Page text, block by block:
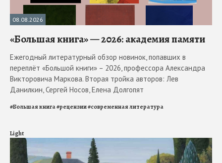
08.08.2026
«Большая книга» — 2026: академия памяти
Ежегодный литературный обзор новинок, попавших в
переплёт «Большой книги» – 2026, профессора Александра
Викторовича Маркова. Вторая тройка авторов: Лев
Данилкин, Сергей Носов, Елена Долгопят
#Большая книга#рецензии#современная литература
Light